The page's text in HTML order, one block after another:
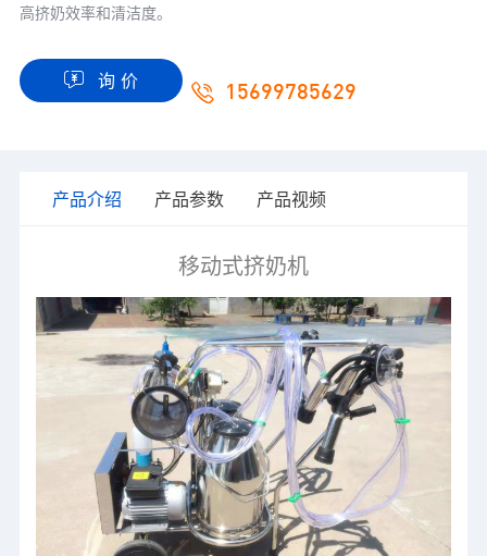
高挤奶效率和清洁度。
询 价 15699785629
产品介绍 产品参数 产品视频
移动式挤奶机